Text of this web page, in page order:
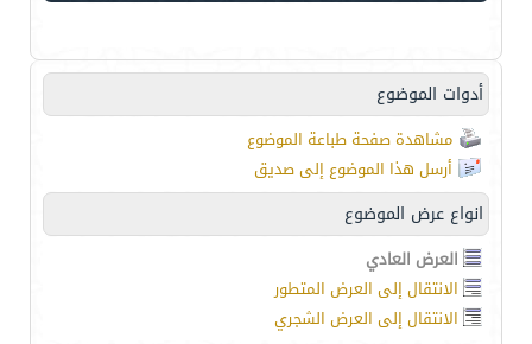
أدوات الموضوع
مشاهدة صفحة طباعة الموضوع
أرسل هذا الموضوع إلى صديق
انواع عرض الموضوع
العرض العادي
الانتقال إلى العرض المتطور
الانتقال إلى العرض الشجري